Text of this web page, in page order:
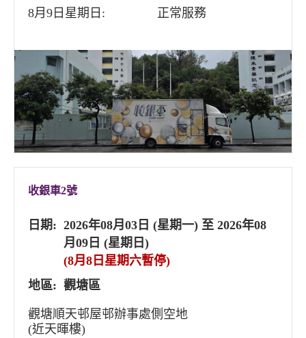
8月9日星期日:
正常服務
收銀車2號
日期: 2026年08月03日 (星期一) 至 2026年08
月09日 (星期日)
(8月8日星期六暫停)
地區: 觀塘區
觀塘順天邨屋邨辦事處側空地
(近天暉樓)